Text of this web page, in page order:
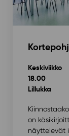
Keskiviikko
18.00
Lillukka
on
näyttelevät